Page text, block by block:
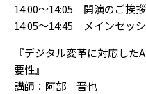
14:00～14:05 開演のご挨拶
14:05～14:45 メインセッ
『デジタル変革に対応し
要性』
講師：阿部 晋也